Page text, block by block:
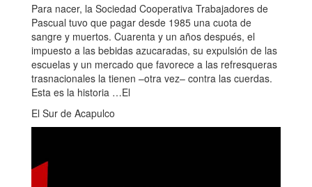
Para nacer, la Sociedad Cooperativa Trabajadores de
Pascual tuvo que pagar desde 1985 una cuota de
sangre y muertos. Cuarenta y un años después, el
impuesto a las bebidas azucaradas, su expulsión de las
escuelas y un mercado que favorece a las refresqueras
trasnacionales la tienen –otra vez– contra las cuerdas.
Esta es la historia …El
El Sur de Acapulco